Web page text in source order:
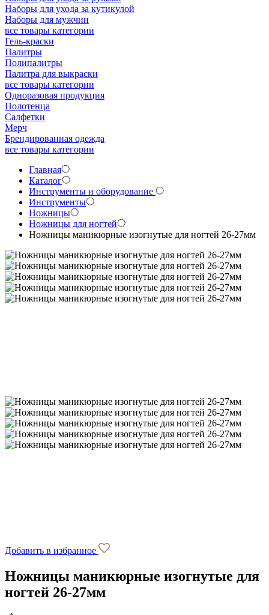
Наборы для ухода за кутикулой
Наборы для мужчин
все товары категории
Гель-краски
Палитры
Полипалитры
Палитра для выкраски
все товары категории
Одноразовая продукция
Полотенца
Салфетки
Мерч
Брендированная одежда
все товары категории
Главная
Каталог
Инструменты и оборудование
Инструменты
Ножницы
Ножницы для ногтей
Ножницы маникюрные изогнутые для ногтей 26-27мм
Добавить в избранное
Ножницы маникюрные изогнутые для
ногтей 26-27мм